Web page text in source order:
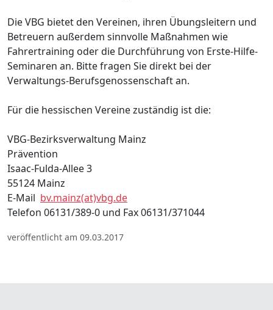
Die VBG bietet den Vereinen, ihren Übungsleitern und
Betreuern außerdem sinnvolle Maßnahmen wie
Fahrertraining oder die Durchführung von Erste-Hilfe-
Seminaren an. Bitte fragen Sie direkt bei der
Verwaltungs-Berufsgenossenschaft an.
Für die hessischen Vereine zuständig ist die:
VBG-Bezirksverwaltung Mainz
Prävention
Isaac-Fulda-Allee 3
55124 Mainz
E-Mail bv.mainz(at)vbg.de
Telefon 06131/389-0 und Fax 06131/371044
veröffentlicht am 09.03.2017